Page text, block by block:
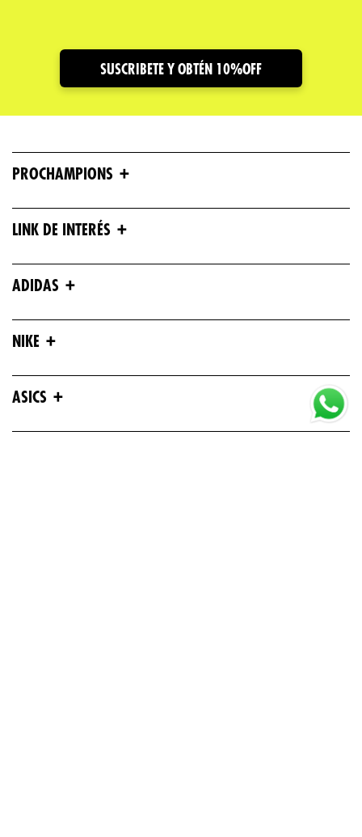
SUSCRIBETE Y OBTÉN 10%OFF
PROCHAMPIONS +
LINK DE INTERÉS +
ADIDAS +
NIKE +
ASICS +